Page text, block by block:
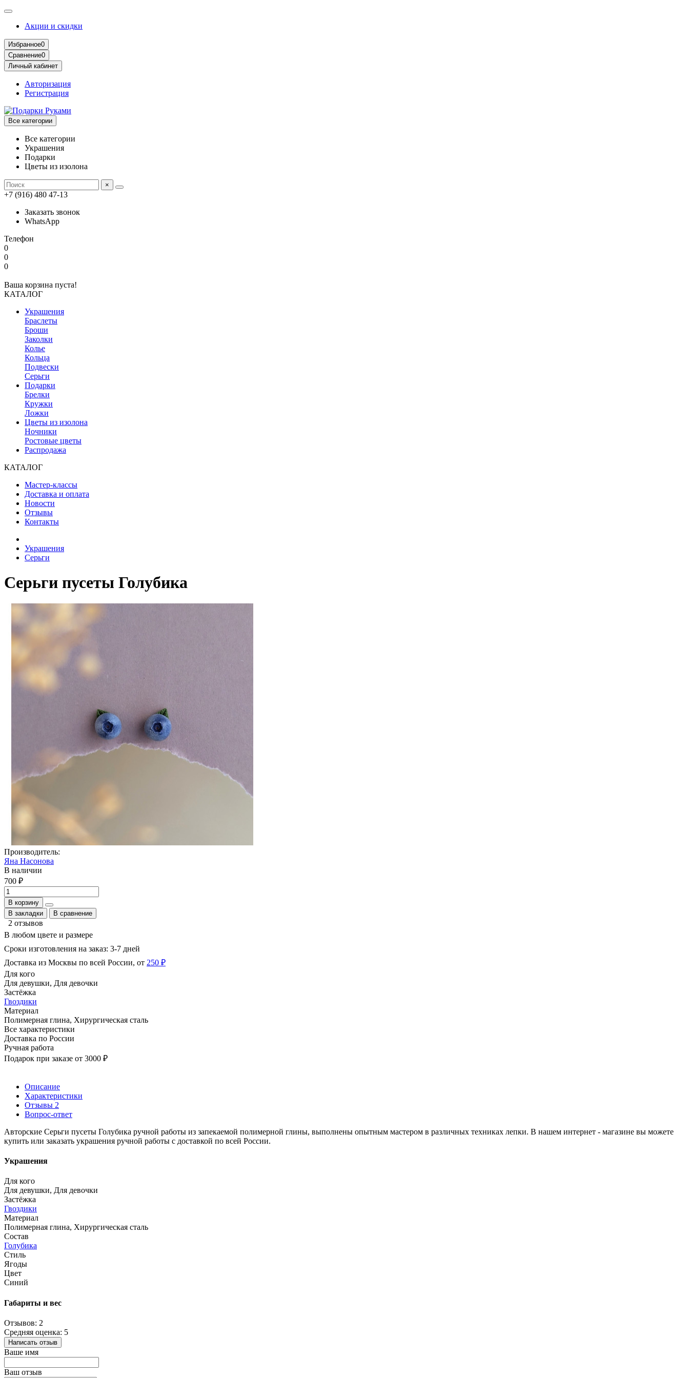
Акции и скидки
Избранное0
Сравнение0
Личный кабинет
Авторизация
Регистрация
Все категории
Все категории
Украшения
Подарки
Цветы из изолона
×
+7 (916) 480 47-13
Заказать звонок
WhatsApp
Телефон
0
0
0
Ваша корзина пуста!
КАТАЛОГ
Украшения
Браслеты
Броши
Заколки
Колье
Кольца
Подвески
Серьги
Подарки
Брелки
Кружки
Ложки
Цветы из изолона
Ночники
Ростовые цветы
Распродажа
КАТАЛОГ
Мастер-классы
Доставка и оплата
Новости
Отзывы
Контакты
Украшения
Серьги
Серьги пусеты Голубика
Производитель:
Яна Насонова
В наличии
700 ₽
В корзину
В закладки
В сравнение
2 отзывов
В любом цвете и размере
Сроки изготовления на заказ: 3-7 дней
Доставка из Москвы по всей России, от 250 ₽
Для кого
Для девушки, Для девочки
Застёжка
Гвоздики
Материал
Полимерная глина, Хирургическая сталь
Все характеристики
Доставка по России
Ручная работа
Подарок при заказе от 3000 ₽
Описание
Характеристики
Отзывы 2
Вопрос-ответ
Авторские Серьги пусеты Голубика ручной работы из запекаемой полимерной глины, выполнены опытным мастером в различных техниках лепки. В нашем интернет - магазине вы можете
купить или заказать украшения ручной работы с доставкой по всей России.
Украшения
Для кого
Для девушки, Для девочки
Застёжка
Гвоздики
Материал
Полимерная глина, Хирургическая сталь
Состав
Голубика
Стиль
Ягоды
Цвет
Синий
Габариты и вес
Отзывов: 2
Средняя оценка: 5
Написать отзыв
Ваше имя
Ваш отзыв